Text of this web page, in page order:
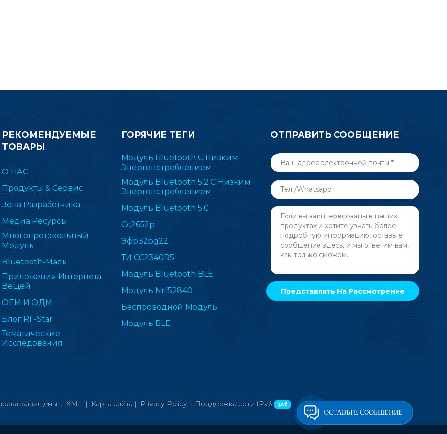
РЕКОМЕНДУЕМЫЕ
ТОВАРЫ
О НАС
Продукты & Сервис
Зона Разработчика
Медиа Ресурсы
Многопротокольный
Модуль
Bluetooth-Маяк
Приложения Интернета
Вещей
ОЕМ И ОДМ
Блог RF-Star
Тематические
Исследования
ГОРЯЧИЕ ТЕГИ
Модуль Bluetooth С Низким
Энергопотреблением
Модуль Bluetooth 5.2 С Низким
Энергопотреблением
Модуль Bluetooth 5.0
Cc2652p
Эфр32bg22
ТИ CC2340R5
Модуль Bluetooth BLE
Модуль Nrf52840
Беспроводной Модуль
Модуль BLE
ОТПРАВИТЬ СООБЩЕНИЕ
защищены. | XML | Карта сайта | Privacy Policy | Поддержка сети IPv6
ОСТАВЬТЕ СООБЩЕНИЕ